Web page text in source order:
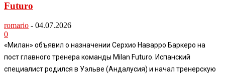
Futuro
romario - 04.07.2026
0
«Милан» объявил о назначении Серхио Наварро Баркеро на
пост главного тренера команды Milan Futuro. Испанский
специалист родился в Уэльве (Андалусия) и начал тренерскую